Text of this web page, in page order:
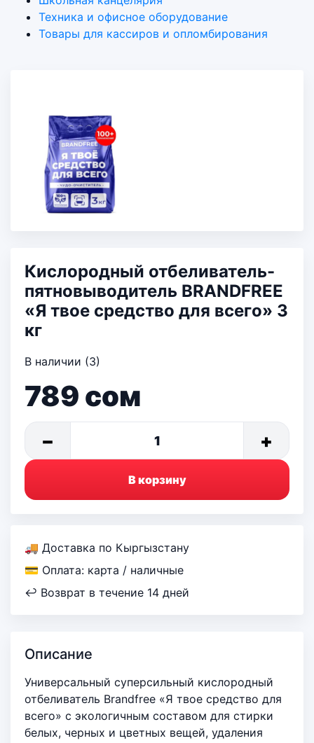
Техника и офисное оборудование
Товары для кассиров и опломбирования
Кислородный отбеливатель-
пятновыводитель BRANDFREE
«Я твое средство для всего» 3
кг
В наличии (3)
789 сом
− 1 +
В корзину
🚚 Доставка по Кыргызстану
💳 Оплата: карта / наличные
↩ Возврат в течение 14 дней
Описание
Универсальный суперсильный кислородный
отбеливатель Brandfree «Я твое средство для
всего» с экологичным составом для стирки
белых, черных и цветных вещей, удаления